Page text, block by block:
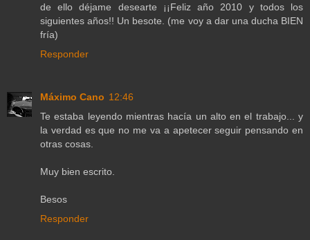
de ello déjame desearte ¡¡Feliz año 2010 y todos los
siguientes años!! Un besote. (me voy a dar una ducha BIEN
fría)
Responder
Máximo Cano 12:46
Te estaba leyendo mientras hacía un alto en el trabajo... y
la verdad es que no me va a apetecer seguir pensando en
otras cosas.
Muy bien escrito.
Besos
Responder